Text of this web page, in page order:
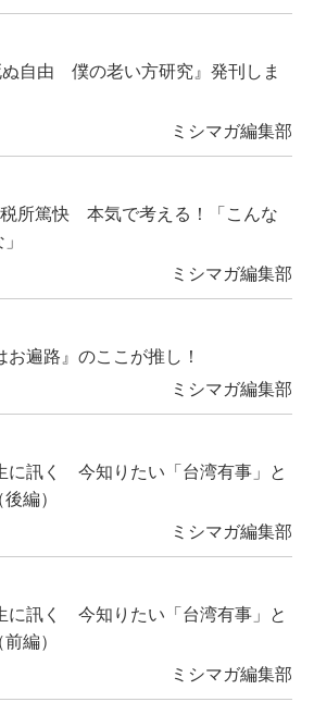
自由 僕の老い方研究』発刊しま
ミシマガ編集部
所篤快 本気で考える！「こんな
ミシマガ編集部
遍路』のここが推し！
ミシマガ編集部
に訊く 今知りたい「台湾有事」と
編）
ミシマガ編集部
に訊く 今知りたい「台湾有事」と
編）
ミシマガ編集部